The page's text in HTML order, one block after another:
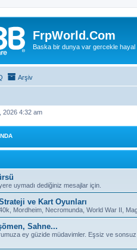
FrpWorld.Com
Baska bir dunya var gercekle hayal
Arşiv
2026 4:32 am
uymadı dediğiniz mesajlar için.
ve Kart Oyunları
Mordheim, Necromunda, World War II,
Sahne...
ey güzide müdavimler. Eşsiz ve sonsuz